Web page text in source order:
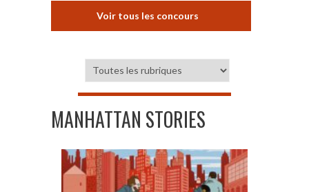
Voir tous les concours
MANHATTAN STORIES